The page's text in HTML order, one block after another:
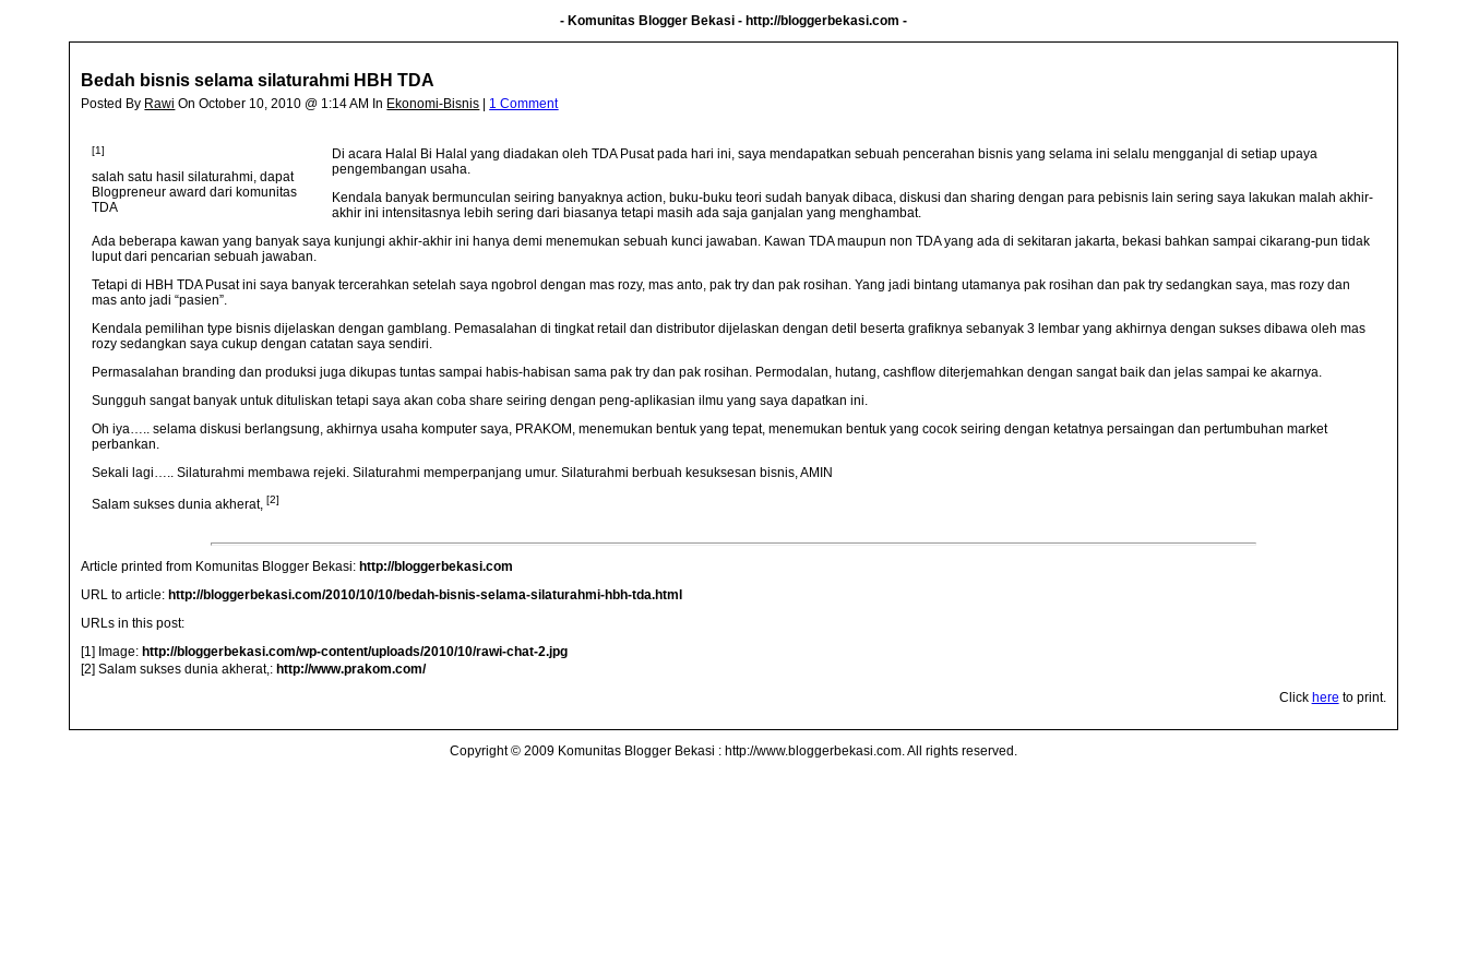
- Komunitas Blogger Bekasi - http://bloggerbekasi.com -
Bedah bisnis selama silaturahmi HBH TDA
Posted By Rawi On October 10, 2010 @ 1:14 AM In Ekonomi-Bisnis 1 Comment
[1]
salah satu hasil silaturahmi, dapat
Blogpreneur award dari komunitas
TDA
Di acara Halal Bi Halal yang diadakan oleh TDA Pusat pada hari ini, saya mendapatkan sebuah pencerahan bisnis yang selama ini selalu mengganjal di setiap upaya
pengembangan usaha.
Kendala banyak bermunculan seiring banyaknya action, buku-buku teori sudah banyak dibaca, diskusi dan sharing dengan para pebisnis lain sering saya lakukan malah akhir-
akhir ini intensitasnya lebih sering dari biasanya tetapi masih ada saja ganjalan yang menghambat.
Ada beberapa kawan yang banyak saya kunjungi akhir-akhir ini hanya demi menemukan sebuah kunci jawaban. Kawan TDA maupun non TDA yang ada di sekitaran jakarta, bekasi bahkan sampai cikarang-pun tidak
luput dari pencarian sebuah jawaban.
Tetapi di HBH TDA Pusat ini saya banyak tercerahkan setelah saya ngobrol dengan mas rozy, mas anto, pak try dan pak rosihan. Yang jadi bintang utamanya pak rosihan dan pak try sedangkan saya, mas rozy dan
mas anto jadi “pasien”.
Kendala pemilihan type bisnis dijelaskan dengan gamblang. Pemasalahan di tingkat retail dan distributor dijelaskan dengan detil beserta grafiknya sebanyak 3 lembar yang akhirnya dengan sukses dibawa oleh mas
rozy sedangkan saya cukup dengan catatan saya sendiri.
Permasalahan branding dan produksi juga dikupas tuntas sampai habis-habisan sama pak try dan pak rosihan. Permodalan, hutang, cashflow diterjemahkan dengan sangat baik dan jelas sampai ke akarnya.
Sungguh sangat banyak untuk dituliskan tetapi saya akan coba share seiring dengan peng-aplikasian ilmu yang saya dapatkan ini.
Oh iya….. selama diskusi berlangsung, akhirnya usaha komputer saya, PRAKOM, menemukan bentuk yang tepat, menemukan bentuk yang cocok seiring dengan ketatnya persaingan dan pertumbuhan market
perbankan.
Sekali lagi….. Silaturahmi membawa rejeki. Silaturahmi memperpanjang umur. Silaturahmi berbuah kesuksesan bisnis, AMIN
Salam sukses dunia akherat,[2]
Article printed from Komunitas Blogger Bekasi: http://bloggerbekasi.com
URL to article: http://bloggerbekasi.com/2010/10/10/bedah-bisnis-selama-silaturahmi-hbh-tda.html
URLs in this post:
[1] Image: http://bloggerbekasi.com/wp-content/uploads/2010/10/rawi-chat-2.jpg
[2] Salam sukses dunia akherat,: http://www.prakom.com/
Click here to print.
Copyright © 2009 Komunitas Blogger Bekasi : http://www.bloggerbekasi.com. All rights reserved.